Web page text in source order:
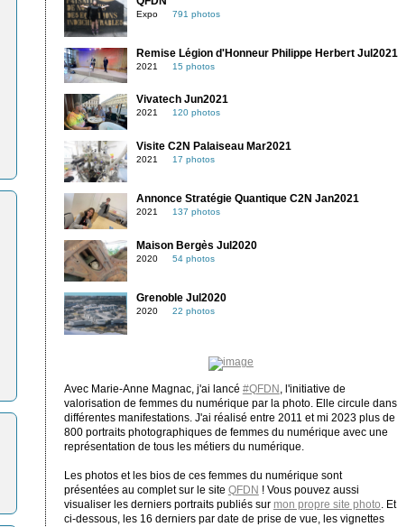
Expo 791 photos
Remise Légion d'Honneur Philippe Herbert Jul2021
2021 15 photos
Vivatech Jun2021
2021 120 photos
Visite C2N Palaiseau Mar2021
2021 17 photos
Annonce Stratégie Quantique C2N Jan2021
2021 137 photos
Maison Bergès Jul2020
2020 54 photos
Grenoble Jul2020
2020 22 photos
Avec Marie-Anne Magnac, j'ai lancé #QFDN
, l'initiative de
valorisation de femmes du numérique par la photo. Elle circule dans
différentes manifestations. J'ai réalisé entre 2011 et mi 2023 plus de
800 portraits photographiques de femmes du numérique avec une
représentation de tous les métiers du numérique.
Les photos et les bios de ces femmes du numérique sont
présentées au complet sur le site QFDN ! Vous pouvez aussi
visualiser les derniers portraits publiés sur mon propre site photo . Et
ci-dessous, les 16 derniers par date de prise de vue, les vignettes